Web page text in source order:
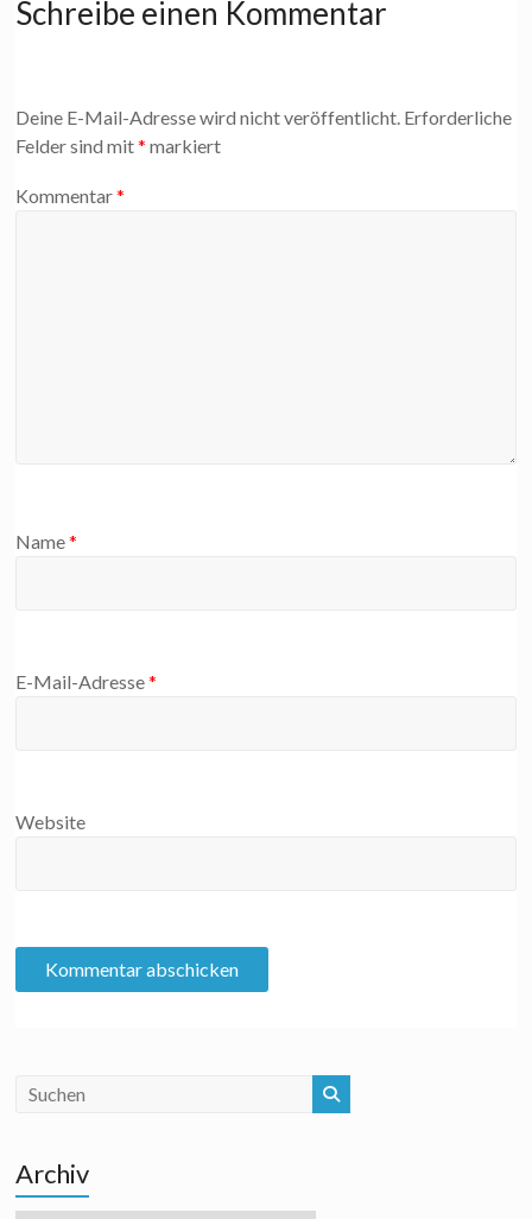
Schreibe einen Kommentar
Deine E-Mail-Adresse wird nicht veröffentlicht. Erforderliche
Felder sind mit* markiert
Kommentar*
Name*
E-Mail-Adresse*
Website
Archiv